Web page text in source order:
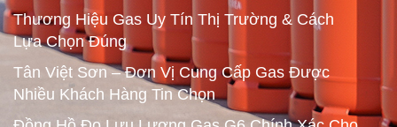
Thương Hiệu Gas Uy Tín Thị Trường & Cách
Lựa Chọn Đúng
Tân Việt Sơn – Đơn Vị Cung Cấp Gas Được
Nhiều Khách Hàng Tin Chọn